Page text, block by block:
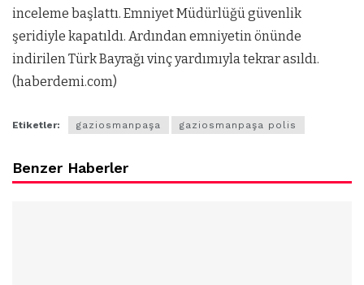
inceleme başlattı. Emniyet Müdürlüğü güvenlik
şeridiyle kapatıldı. Ardından emniyetin önünde
indirilen Türk Bayrağı vinç yardımıyla tekrar asıldı.
(haberdemi.com)
Etiketler: gaziosmanpaşa gaziosmanpaşa polis
Benzer Haberler